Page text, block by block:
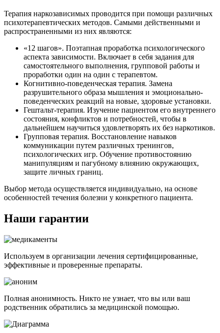
Терапия наркозависимых проводится при помощи различных
психотерапевтических методов. Самыми действенными и
распространенными из них являются:
«12 шагов». Поэтапная проработка психологического
аспекта зависимости. Включает в себя задания для
самостоятельного выполнения, групповой работы и
проработки один на один с терапевтом.
Когнитивно-поведенческая терапия. Замена
разрушительного образа мышления и эмоционально-
поведенческих реакций на новые, здоровые установки.
Гештальт-терапия. Изучение пациентом его внутреннего
состояния, конфликтов и потребностей, чтобы в
дальнейшем научиться удовлетворять их без наркотиков.
Групповая терапия. Восстановление навыков
коммуникации путем различных тренингов,
психологических игр. Обучение противостоянию
манипуляциям и пагубному влиянию окружающих,
защите личных границ.
Выбор метода осуществляется индивидуально, на основе
особенностей течения болезни у конкретного пациента.
Наши гарантии
Используем в организации лечения сертифицированные,
эффективные и проверенные препараты.
Полная анонимность. Никто не узнает, что вы или ваш
родственник обратились за медицинской помощью.